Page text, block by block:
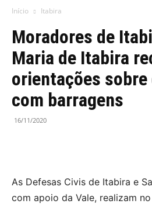
Início Itabira
Moradores de
Maria de Itabira
orientações sobre
com barragens
16/11/2020
As Defesas Civis de Itabira e
com apoio da Vale, realizam